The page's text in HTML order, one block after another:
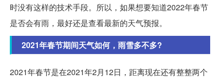
时没有这样的技术手段。所以，如果想要知道2022年春节
是否会有雨，最好还是查看最新的天气预报。
2021年春节期间天气如何，雨雪多不多?
2021年春节是在2021年2月12日，距离现在还有整整两个